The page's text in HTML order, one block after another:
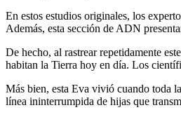
En estos estudios originales, los
Además, esta sección de ADN
De hecho, al rastrear repetidamente
habitan la Tierra hoy en día. Los
Más bien, esta Eva vivió cuando toda
línea ininterrumpida de hijas que